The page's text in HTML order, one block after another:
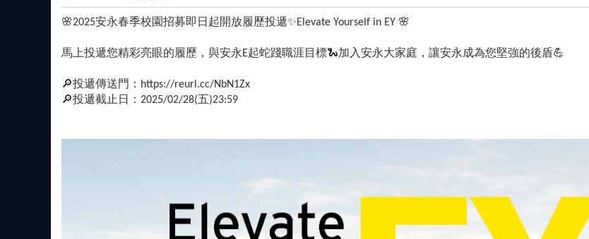
🌸2025安永春季校園招募即日起開放履歷投遞✨Elevate Yourself in EY 🌸
馬上投遞您精彩亮眼的履歷，與安永E起蛇踐職涯目標🐍加入安永大家庭，讓安永成為您堅強的後盾💪
🔎投遞傳送門：https://reurl.cc/NbN1Zx
🔎投遞截止日：2025/02/28(五)23:59